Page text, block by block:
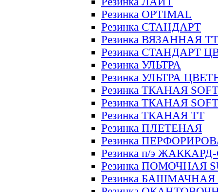
Резинка OPTIMAL
Резинка СТАНДАРТ
Резинка ВЯЗАННАЯ ТТ
Резинка СТАНДАРТ
Резинка УЛЬТРА
Резинка УЛЬТРА
Резинка ТКАНАЯ SOFT
Резинка ТКАНАЯ
Резинка ТКАНАЯ ТТ
Резинка ПЛЕТЕНАЯ
Резинка
Резинка п/э
Резинка ПОМОЧНАЯ
Резинка БАШМАЧНАЯ